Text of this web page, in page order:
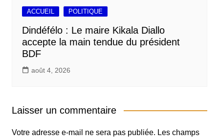
ACCUEIL POLITIQUE
Dindéfélo : Le maire Kikala Diallo
accepte la main tendue du président
BDF
août 4, 2026
Laisser un commentaire
Votre adresse e-mail ne sera pas publiée. Les champs